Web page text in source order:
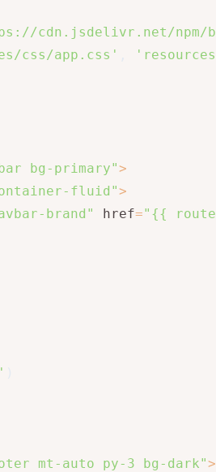
cdn.jsdelivr.net/npm/
css/app.css'
bg-primary">
fluid">
brand" href="{{
mt-auto py-3 bg-dark">